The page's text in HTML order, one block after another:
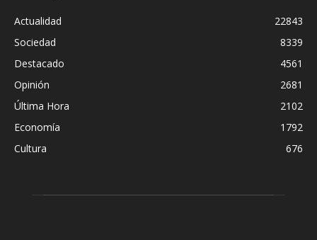
Actualidad
22843
Sociedad
8339
Destacado
4561
Opinión
2681
Última Hora
2102
Economía
1792
Cultura
676